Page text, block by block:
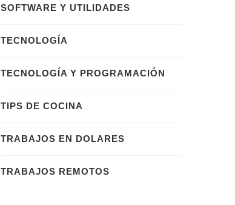
SOFTWARE Y UTILIDADES
TECNOLOGÍA
TECNOLOGÍA Y PROGRAMACIÓN
TIPS DE COCINA
TRABAJOS EN DOLARES
TRABAJOS REMOTOS